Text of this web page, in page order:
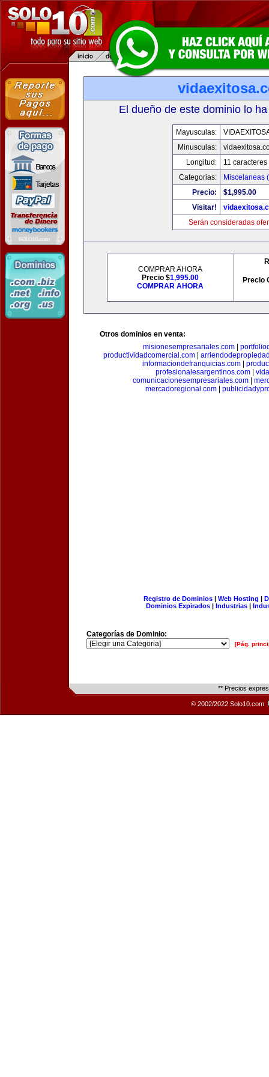
El dueño de este dominio lo
Mayusculas:
Minusculas:
Longitud:
11 caracteres
Categorias:
Miscelaneas
Precio:
$1,995.00
Visitar!
Serán consideradas
COMPRAR AHORA
Precio $1,995.00
COMPRAR AHORA
Precio
Otros dominios en venta:
misionesempresariales.com
productividadcomercial.com
informaciondefranquicias.com
profesionalesargentinos.com|
comunicacionesempresariales.com
mercadoregional.com
Registro de Dominios| Web Hosting |
Dominios Expirados | Industrias |
Categorías de Dominio:
[Pág.
** Precios
© 2002/2022 Solo10.com